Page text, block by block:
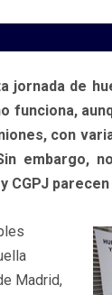
jornada de
funciona,
con
embargo,
CGPJ
Madrid,